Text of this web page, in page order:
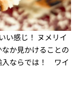
い感じ！ ヌメリイ
か見かけることの
入ならでは！ ワイ